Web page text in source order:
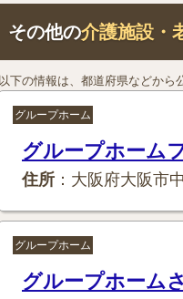
その他の介護施設・
以下の情報は、都道府県などから
グループホーム
グループホーム
住所 ：大阪府大阪市
グループホーム
グループホーム